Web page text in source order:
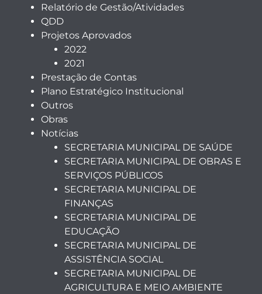
Relatório de Gestão/Atividades
QDD
Projetos Aprovados
2022
2021
Prestação de Contas
Plano Estratégico Institucional
Outros
Obras
Notícias
SECRETARIA MUNICIPAL DE SAÚDE
SECRETARIA MUNICIPAL DE OBRAS E
SERVIÇOS PÚBLICOS
SECRETARIA MUNICIPAL DE
FINANÇAS
SECRETARIA MUNICIPAL DE
EDUCAÇÃO
SECRETARIA MUNICIPAL DE
ASSISTÊNCIA SOCIAL
SECRETARIA MUNICIPAL DE
AGRICULTURA E MEIO AMBIENTE